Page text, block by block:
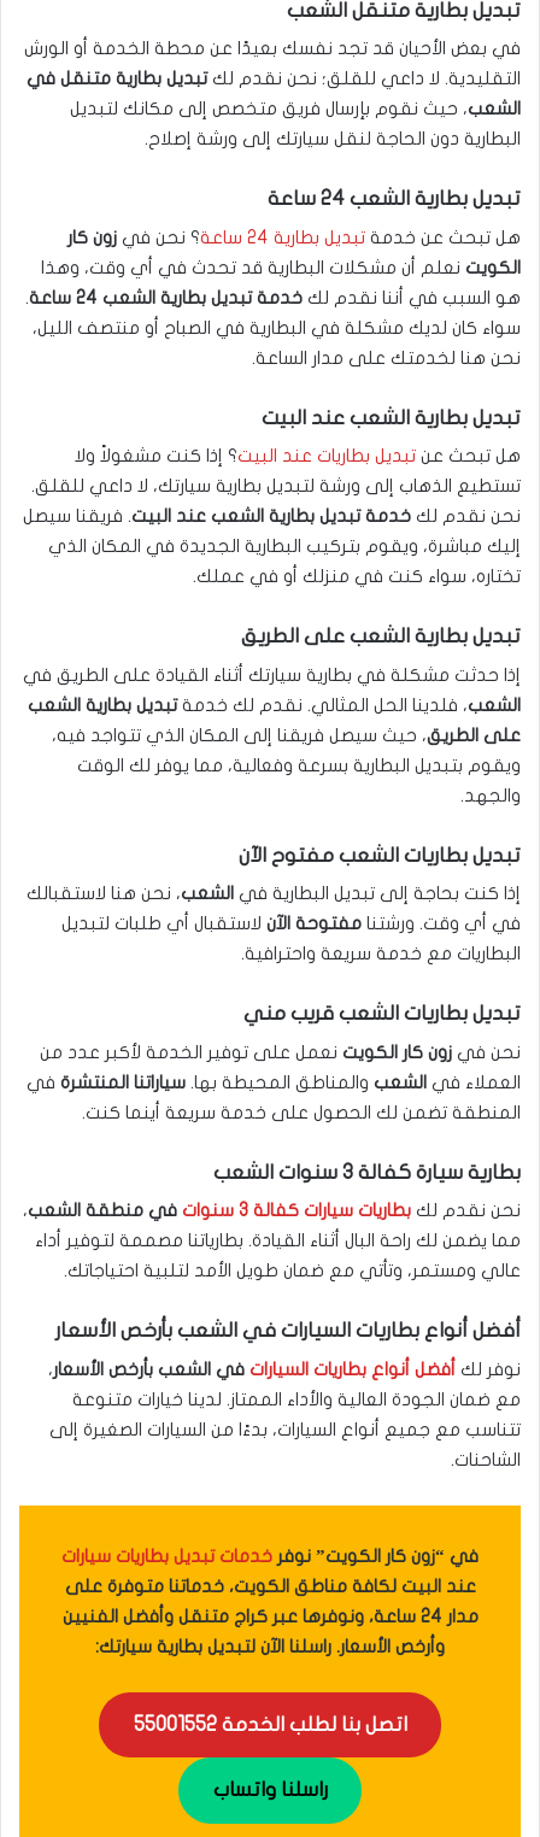
تبديل بطارية متنقل الشعب
في بعض الأحيان قد تجد نفسك بعيدًا عن محطة الخدمة أو الورش
التقليدية. لا داعي للقلق؛ نحن نقدم لكتبديل بطارية متنقل في
الشعب، حيث نقوم بإرسال فريق متخصص إلى مكانك لتبديل
البطارية دون الحاجة لنقل سيارتك إلى ورشة إصلاح.
تبديل بطارية الشعب 24 ساعة
هل تبحث عن خدمة تبديل بطارية 24 ساعة ؟ نحن في زون كار
الكويت نعلم أن مشكلات البطارية قد تحدث في أي وقت، وهذا
هو السبب في أننا نقدم لك خدمة تبديل بطارية الشعب 24 ساعة
.
سواء كان لديك مشكلة في البطارية في الصباح أو منتصف الليل،
نحن هنا لخدمتك على مدار الساعة.
تبديل بطارية الشعب عند البيت
هل تبحث عن تبديل بطاريات عند البيت؟ إذا كنت مشغولاً ولا
تستطيع الذهاب إلى ورشة لتبديل بطارية سيارتك، لا داعي للقلق.
نحن نقدم لك خدمة تبديل بطارية الشعب عند البيت. فريقنا سيصل
إليك مباشرة، ويقوم بتركيب البطارية الجديدة في المكان الذي
تختاره، سواء كنت في منزلك أو في عملك.
تبديل بطارية الشعب على الطريق
إذا حدثت مشكلة في بطارية سيارتك أثناء القيادة على الطريق في
الشعب، فلدينا الحل المثالي. نقدم لك خدمةتبديل بطارية الشعب
على الطريق، حيث سيصل فريقنا إلى المكان الذي تتواجد فيه،
ويقوم بتبديل البطارية بسرعة وفعالية، مما يوفر لك الوقت
والجهد.
تبديل بطاريات الشعب مفتوح الآن
إذا كنت بحاجة إلى تبديل البطارية في الشعب، نحن هنا لاستقبالك
في أي وقت. ورشتنا مفتوحة الآن لاستقبال أي طلبات لتبديل
البطاريات مع خدمة سريعة واحترافية.
تبديل بطاريات الشعب قريب مني
نحن في زون كار الكويت نعمل على توفير الخدمة لأكبر عدد من
العملاء في الشعب والمناطق المحيطة بها. سياراتنا المنتشرة في
المنطقة تضمن لك الحصول على خدمة سريعة أينما كنت.
بطارية سيارة كفالة 3 سنوات الشعب
نحن نقدم لك بطاريات سيارات كفالة 3 سنوات في منطقة الشعب،
مما يضمن لك راحة البال أثناء القيادة. بطارياتنا مصممة لتوفير أداء
عالي ومستمر، وتأتي مع ضمان طويل الأمد لتلبية احتياجاتك.
أفضل أنواع بطاريات السيارات في الشعب بأرخص الأسعار
نوفر لك أفضل أنواع بطاريات السيارات في الشعب بأرخص الأسعار،
مع ضمان الجودة العالية والأداء الممتاز. لدينا خيارات متنوعة
تتناسب مع جميع أنواع السيارات، بدءًا من السيارات الصغيرة إلى
الشاحنات.
في “زون كار الكويت” نوفر خدمات تبديل بطاريات سيارات
عند البيت لكافة مناطق الكويت، خدماتنا متوفرة على
مدار 24 ساعة، ونوفرها عبر كراج متنقل وأفضل الفنيين
وأرخص الأسعار. راسلنا الآن لتبديل بطارية سيارتك:
اتصل بنا لطلب الخدمة 55001552
راسلنا واتساب